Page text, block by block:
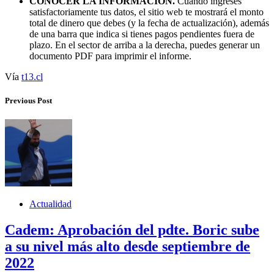
satisfactoriamente tus datos, el sitio web te mostrará el monto
total de dinero que debes (y la fecha de actualización), además
de una barra que indica si tienes pagos pendientes fuera de
plazo. En el sector de arriba a la derecha, puedes generar un
documento PDF para imprimir el informe.
Vía t13.cl
Previous Post
Actualidad
Cadem: Aprobación del pdte. Boric sube
a su nivel más alto desde septiembre de
2022